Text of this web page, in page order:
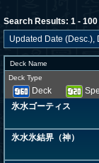
Search Results: 1 - 100
Deck Name
Deck Type
Deck
氷水ゴーティス
氷水氷結界（神）